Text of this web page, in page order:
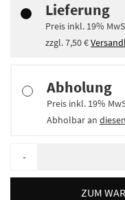
Lieferung
Preis inkl. 19%
zzgl.7,50 €
Abholung
Preis inkl. 19%
Abholbar an
-
ZUM